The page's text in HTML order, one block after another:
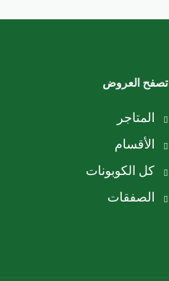
تصفح العروض
المتاجر
الأقسام
كل الكوبونات
الصفقات